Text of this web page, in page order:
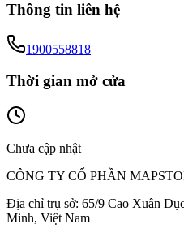
Thông tin liên hệ
1900558818
Thời gian mở cửa
Chưa cập nhật
CÔNG TY CỔ PHẦN
Địa chỉ trụ sở: 65/9 Cao Xuân
Minh, Việt Nam